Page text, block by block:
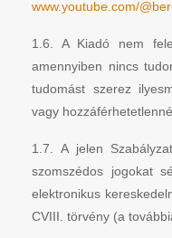
www.youtube.com/
1.6. A Kiadó nem
amennyiben nincs
tudomást szerez
vagy
1.7. A jelen
szomszédos jogokat
elektronikus
CVIII. törvény (a